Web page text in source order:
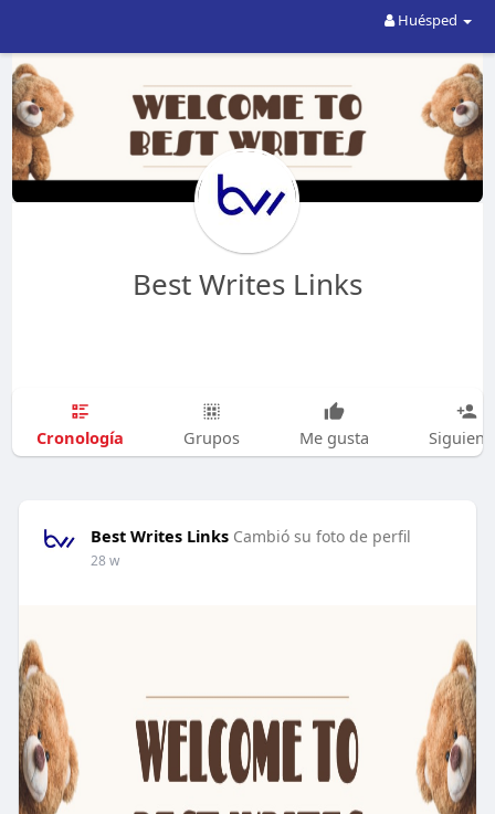
Huésped
Best Writes Links
Cronología Grupos Me gusta
Best Writes Links Cambió su foto de perfil
28 w